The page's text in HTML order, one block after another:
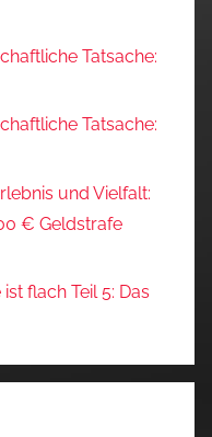
Tatsache:
Tatsache:
und Vielfalt:
€ Geldstrafe
ist flach Teil 5: Das